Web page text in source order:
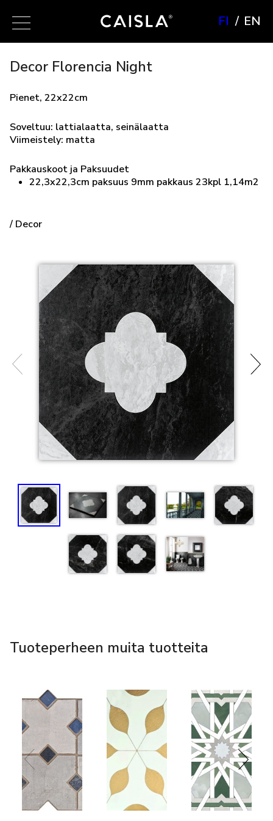
FI EN
Decor Florencia Night
Pienet, 22x22cm
Soveltuu: lattialaatta, seinälaatta
Viimeistely: matta
Pakkauskoot ja Paksuudet
22,3x22,3cm paksuus 9mm pakkaus 23kpl 1,14m2
/ Decor
Tuoteperheen muita tuotteita